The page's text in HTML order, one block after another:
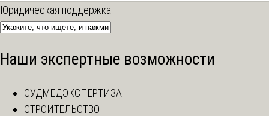
Юридическая поддержка
Наши экспертные возможности
СУДМЕДЭКСПЕРТИЗА
СТРОИТЕЛЬСТВО